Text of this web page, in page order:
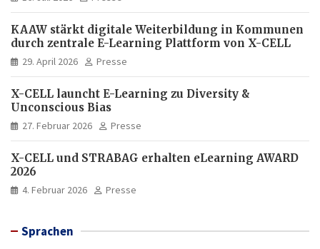
KAAW stärkt digitale Weiterbildung in Kommunen
durch zentrale E-Learning Plattform von X-CELL
29. April 2026 Presse
X-CELL launcht E-Learning zu Diversity &
Unconscious Bias
27. Februar 2026 Presse
X-CELL und STRABAG erhalten eLearning AWARD
2026
4. Februar 2026 Presse
Sprachen